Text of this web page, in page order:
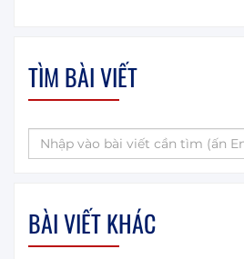
TÌM BÀI VIẾT
BÀI VIẾT KHÁC